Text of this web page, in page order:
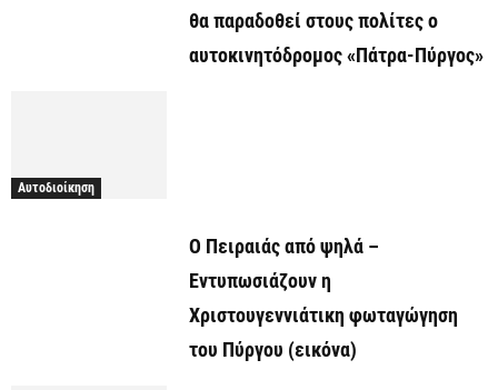
θα παραδοθεί στους πολίτες ο
αυτοκινητόδρομος «Πάτρα-Πύργος»
Αυτοδιοίκηση
Ο Πειραιάς από ψηλά –
Εντυπωσιάζουν η
Χριστουγεννιάτικη φωταγώγηση
του Πύργου (εικόνα)